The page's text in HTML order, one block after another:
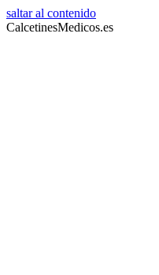
saltar al contenido
CalcetinesMedicos.es